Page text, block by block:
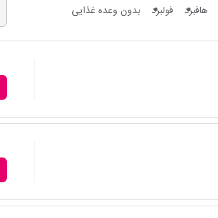
هافبرد فولبرد بدون وعده غذایی